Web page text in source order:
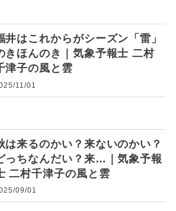
井はこれからがシーズン「雷」
きほんのき｜気象予報士 二村
津子の風と雲
11/01
は来るのかい？来ないのかい？
っちなんだい？来…｜気象予報
二村千津子の風と雲
09/01